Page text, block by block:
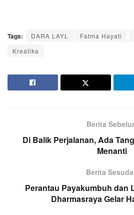
Tags: DARA LAYL Fatma Hayati
Kreatika
Berita
Di Balik Perjalanan, Ada
Menanti
Berita
Perantau Payakumbuh dan
Dharmasraya Gelar